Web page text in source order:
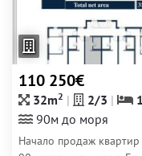
110 250€
32m2 2/3 1
90м до моря
Начало продаж